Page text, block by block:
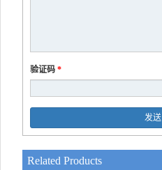
验证码 *
发送
Related Products